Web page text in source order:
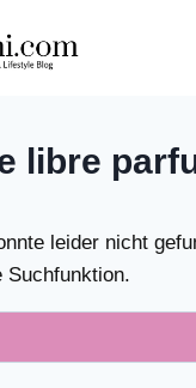
libre
leider nicht
Suchfunktion.